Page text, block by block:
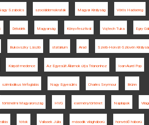
Szabolcs szociáldemokraták Magyar Királyság Vörös Hadsereg
Délvidék Magyarság Könyvfesztivál Vojtech Tuka Egry
Bukovszky László statárium Arad Szerb-Horvát-Szlovén
Kárpát-medence Az Egyesült Államok útja Trianonhoz Ioan-Aurel Pop
szimbolikus térfoglalás Nagy Egyesülés Charles Seymour Brünn
történelmi Magyarország HVG eseménytörténet Napilapok
tótok Vallasek Júlia második világháború honvédő háború